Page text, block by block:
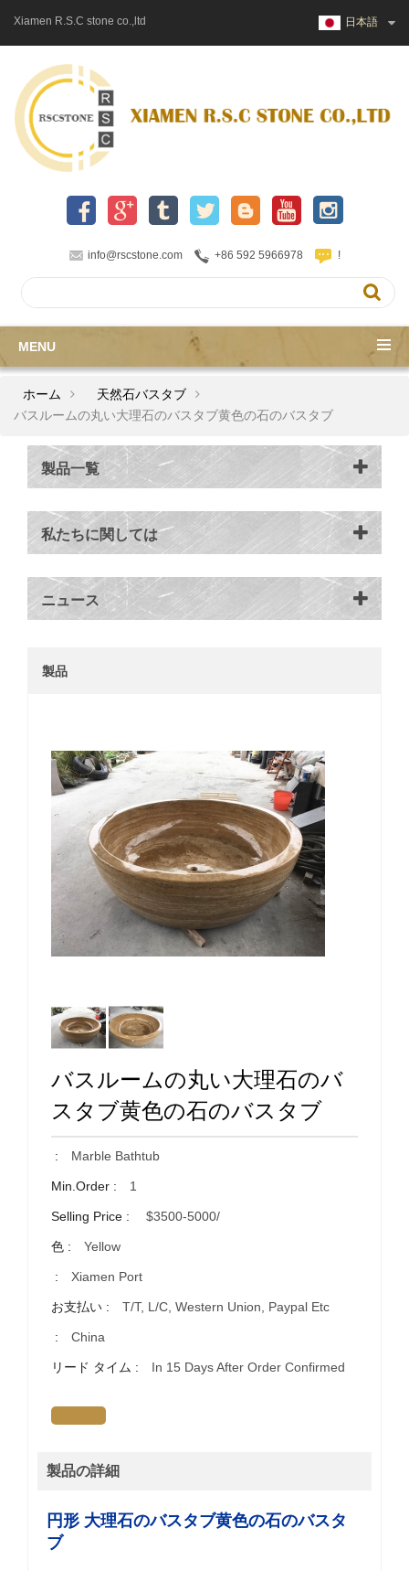
Xiamen R.S.C stone co.,ltd 日本語
info@rscstone.com +86 592 5966978 !
MENU
ホーム
天然石バスタブ
バスルームの丸い大理石のバスタブ黄色の石のバスタブ
製品一覧
私たちに関しては
ニュース
製品
バスルームの丸い大理石のバ
スタブ黄色の石のバスタブ
: Marble Bathtub
Min.Order : 1
Selling Price : $3500-5000/
色 : Yellow
: Xiamen Port
お支払い : T/T, L/C, Western Union, Paypal Etc
: China
リード タイム : In 15 Days After Order Confirmed
製品の詳細
円形 大理石のバスタブ黄色の石のバスタ
ブ